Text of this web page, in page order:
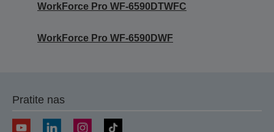
WorkForce Pro WF-6590DTWFC
WorkForce Pro WF-6590DWF
Pratite nas